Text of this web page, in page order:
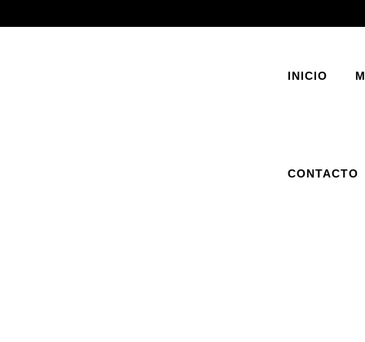
INICIO
CONTACTO